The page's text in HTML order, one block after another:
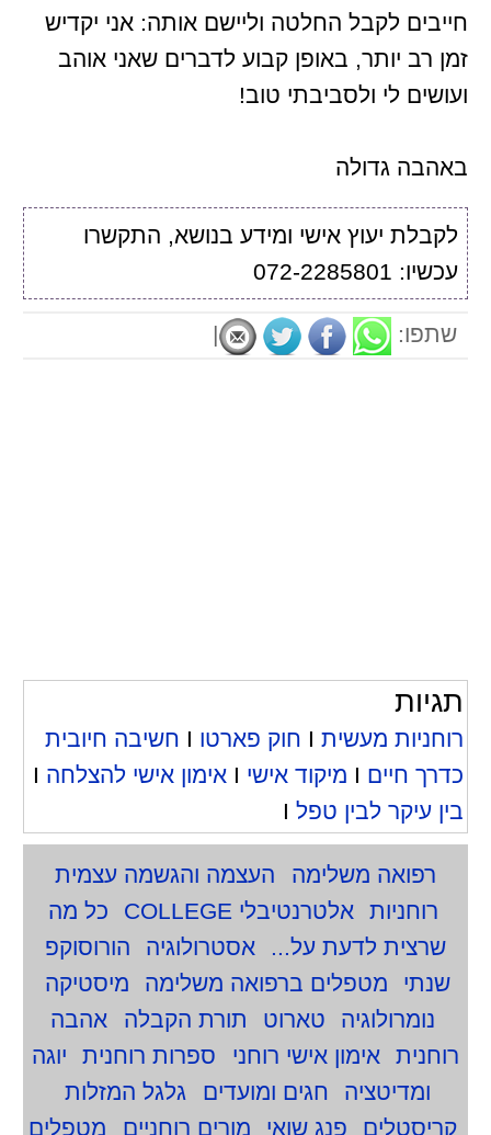
חייבים לקבל החלטה וליישם אותה: אני יקדיש
זמן רב יותר, באופן קבוע לדברים שאני אוהב
ועושים לי ולסביבתי טוב!
באהבה גדולה
לקבלת יעוץ אישי ומידע בנושא, התקשרו
עכשיו: 072-2285801
שתפו: |
תגיות
רוחניות מעשיתI חוק פארטו
חשיבה חיובית
כדרך חיים
מיקוד אישי אימון אישי להצלחה
בין עיקר לבין טפלI
רפואה משלימה
העצמה והגשמה עצמית
רוחניות
אלטרנטיבלי COLLEGE
כל מה
שרצית לדעת על...
אסטרולוגיה
הורוסוקפ
שנתי
מטפלים ברפואה משלימה
מיסטיקה
נומרולוגיה
טארוט תורת הקבלה
אהבה
רוחנית
אימון אישי רוחני ספרות רוחנית
יוגה
ומדיטציה
חגים ומועדים
גלגל המזלות
קריסטלים
פנג שואי מורים רוחניים מטפלים